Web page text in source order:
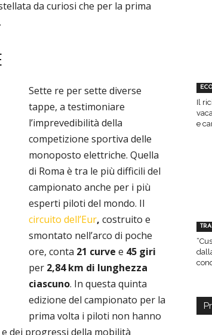
da curiosi che per la prima
Sette re per sette diverse
tappe, a testimoniare
l’imprevedibilità della
competizione sportiva delle
monoposto elettriche. Quella
di Roma è tra le più difficili del
campionato anche per i più
esperti piloti del mondo. Il
circuito dell’Eur, costruito e
smontato nell’arco di poche
ore, conta 21 curve e 45 giri
per 2,84 km di lunghezza
ciascuno. In questa quinta
edizione del campionato per la
prima volta i piloti non hanno
dei progressi della mobilità
Il
e